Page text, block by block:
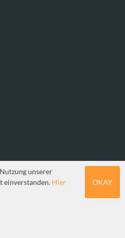
unserer
einverstanden. Hier
OKAY